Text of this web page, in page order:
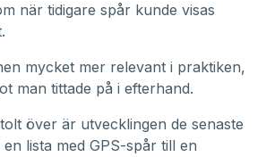
när tidigare spår kunde visas
mycket mer relevant i praktiken,
man tittade på i efterhand.
över är utvecklingen de senaste
lista med GPS-spår till en